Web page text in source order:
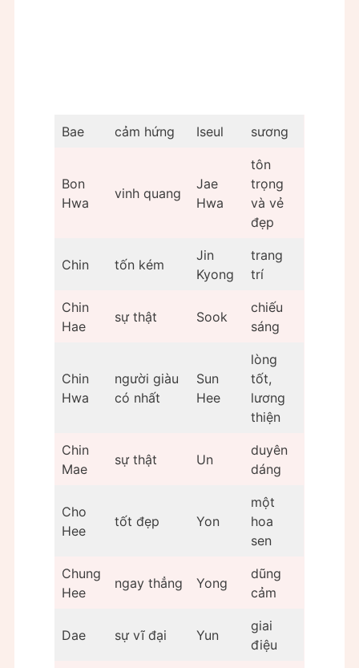
Bae cảm hứng Iseul sương
Bon
Hwa
vinh quang
Jae
Hwa
tôn
trọng
và vẻ
đẹp
Chin tốn kém
Jin
Kyong
trang
trí
Chin
Hae
sự thật Sook
chiếu
sáng
Chin
Hwa
người giàu
có nhất
Sun
Hee
lòng
tốt,
lương
thiện
Chin
Mae
sự thật Un
duyên
dáng
Cho
Hee
tốt đẹp Yon
một
hoa
sen
Chung
Hee
ngay thẳng Yong
dũng
cảm
Dae sự vĩ đại Yun
giai
điệu